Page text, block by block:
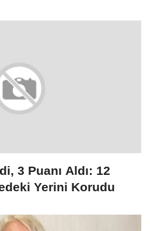
3 Puanı Aldı: 12
Yerini Korudu